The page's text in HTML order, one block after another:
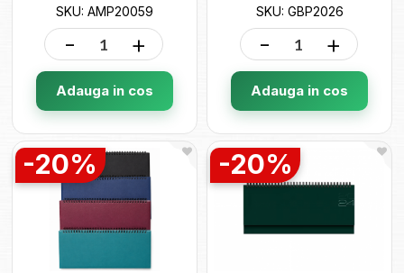
SKU: AMP20059
- +
Adauga in cos
SKU: GBP2026
- +
Adauga in cos
-20% -20%